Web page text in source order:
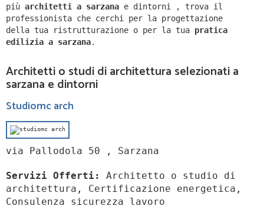
più architetti a sarzana e dintorni ,
trova il
professionista che cerchi per la progettazione
della tua ristrutturazione o per la tua pratica
edilizia a sarzana.
Architetti o studi di architettura selezionati a
sarzana e dintorni
Studiomc arch
via Pallodola 50 , Sarzana
Servizi Offerti:
Architetto o studio di
architettura, Certificazione energetica,
Consulenza sicurezza lavoro